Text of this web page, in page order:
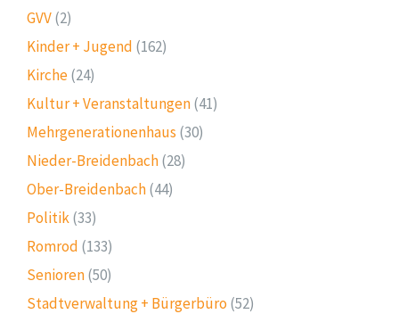
GVV(2)
Kinder + Jugend (162)
Kirche(24)
Kultur + Veranstaltungen(41)
Mehrgenerationenhaus (30)
Nieder-Breidenbach(28)
Ober-Breidenbach(44)
Politik(33)
Romrod (133)
Senioren(50)
Stadtverwaltung + Bürgerbüro (52)